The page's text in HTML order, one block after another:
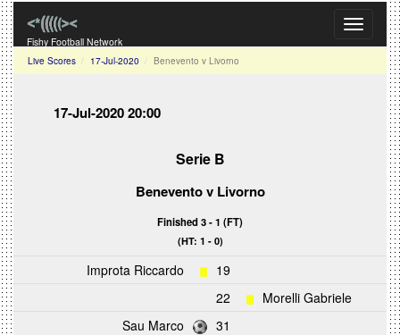
Toggle
Fishy Football Network
Live Scores 17-Jul-2020 Benevento v Livorno
17-Jul-2020 20:00
Serie B
Beneventov Livorno
Finished 3 - 1 (FT)
(HT: 1 - 0)
Improta Riccardo
19
22
Morelli Gabriele
Sau Marco
31